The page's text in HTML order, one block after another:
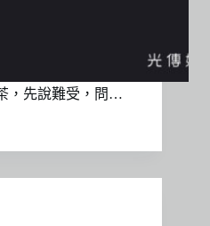
，先說難受，問…